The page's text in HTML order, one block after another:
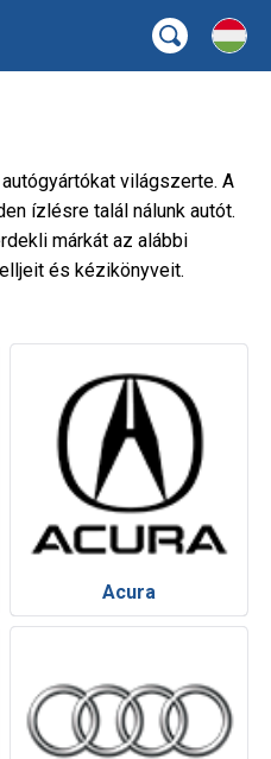
világszerte. A
ízlésre talál nálunk autót.
márkát az alábbi
és kézikönyveit.
Acura